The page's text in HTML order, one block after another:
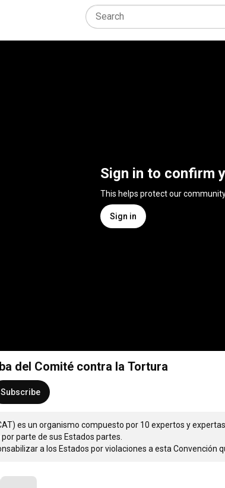
Sign in to confirm
This helps protect our
Sign in
del Comité contra la Tortura
Subscribe
es un organismo compuesto por 10 expertos y
parte de sus Estados partes.
a los Estados por violaciones a esta Convención